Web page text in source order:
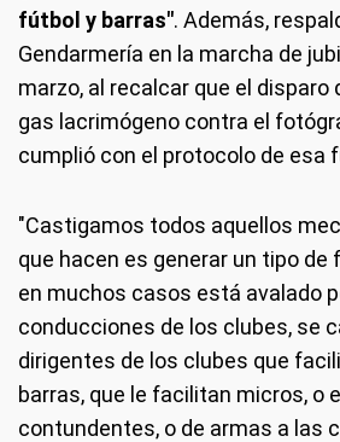
fútbol y barras". Además,
Gendarmería en la marcha de
marzo, al recalcar que el disparo
gas lacrimógeno contra el
cumplió con el protocolo de esa
"Castigamos todos aquellos
que hacen es generar un tipo de
en muchos casos está avalado
conducciones de los clubes, se
dirigentes de los clubes que
barras, que le facilitan micros, o
contundentes, o de armas a las